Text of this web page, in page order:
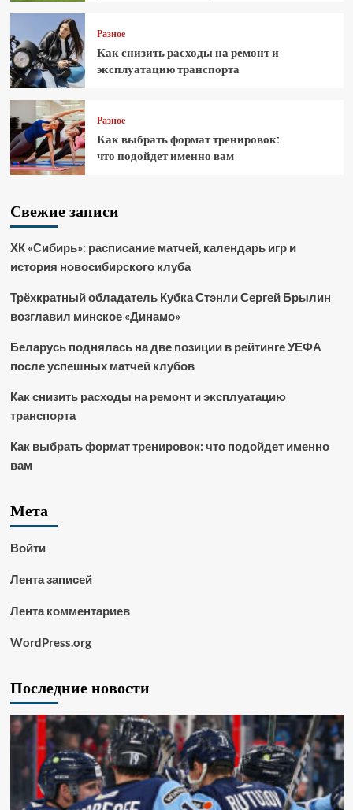
Разное
Как снизить расходы на ремонт и
эксплуатацию транспорта
Разное
Как выбрать формат тренировок:
что подойдет именно вам
Свежие записи
ХК «Сибирь»: расписание матчей, календарь игр и
история новосибирского клуба
Трёхкратный обладатель Кубка Стэнли Сергей Брылин
возглавил минское «Динамо»
Беларусь поднялась на две позиции в рейтинге УЕФА
после успешных матчей клубов
Как снизить расходы на ремонт и эксплуатацию
транспорта
Как выбрать формат тренировок: что подойдет именно
вам
Мета
Войти
Лента записей
Лента комментариев
WordPress.org
Последние новости